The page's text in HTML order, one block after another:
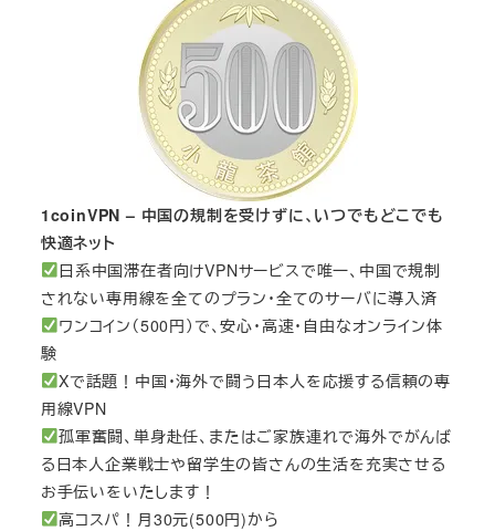
1coinVPN – 中国の規制を受けずに、いつでもどこでも
快適ネット
日系中国滞在者向けVPNサービスで唯一、中国で規制
されない専用線を全てのプラン・全てのサーバに導入済
ワンコイン（500円）で、安心・高速・自由なオンライン体
験
Xで話題！中国・海外で闘う日本人を応援する信頼の専
用線VPN
孤軍奮闘、単身赴任、またはご家族連れで海外でがんば
る日本人企業戦士や留学生の皆さんの生活を充実させる
お手伝いをいたします！
高コスパ！月30元(500円)から